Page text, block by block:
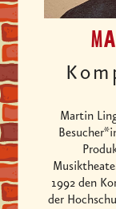
Martin
1992 den
der